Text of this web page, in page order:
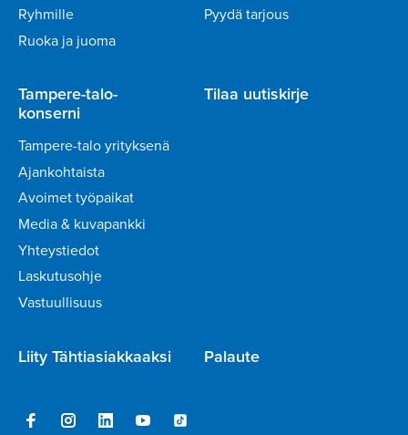
Ryhmille
Ruoka ja juoma
Pyydä tarjous
Tampere-talo-
konserni
Tampere-talo yrityksenä
Ajankohtaista
Avoimet työpaikat
Media & kuvapankki
Yhteystiedot
Laskutusohje
Vastuullisuus
Tilaa uutiskirje
Liity Tähtiasiakkaaksi Palaute